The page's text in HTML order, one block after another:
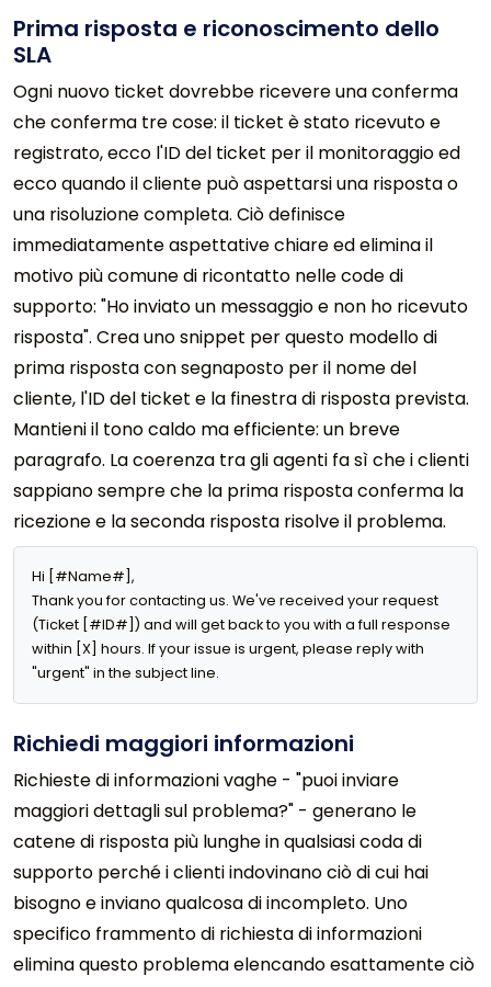
Prima risposta e riconoscimento dello
SLA
Ogni nuovo ticket dovrebbe ricevere una conferma
che conferma tre cose: il ticket è stato ricevuto e
registrato, ecco l'ID del ticket per il monitoraggio ed
ecco quando il cliente può aspettarsi una risposta o
una risoluzione completa. Ciò definisce
immediatamente aspettative chiare ed elimina il
motivo più comune di ricontatto nelle code di
supporto: "Ho inviato un messaggio e non ho ricevuto
risposta". Crea uno snippet per questo modello di
prima risposta con segnaposto per il nome del
cliente, l'ID del ticket e la finestra di risposta prevista.
Mantieni il tono caldo ma efficiente: un breve
paragrafo. La coerenza tra gli agenti fa sì che i clienti
sappiano sempre che la prima risposta conferma la
ricezione e la seconda risposta risolve il problema.
Hi [#Name#],
Thank you for contacting us. We've received your request
(Ticket [#ID#]) and will get back to you with a full response
within [X] hours. If your issue is urgent, please reply with
"urgent" in the subject line.
Richiedi maggiori informazioni
Richieste di informazioni vaghe - "puoi inviare
maggiori dettagli sul problema?" - generano le
catene di risposta più lunghe in qualsiasi coda di
supporto perché i clienti indovinano ciò di cui hai
bisogno e inviano qualcosa di incompleto. Uno
specifico frammento di richiesta di informazioni
elimina questo problema elencando esattamente ciò